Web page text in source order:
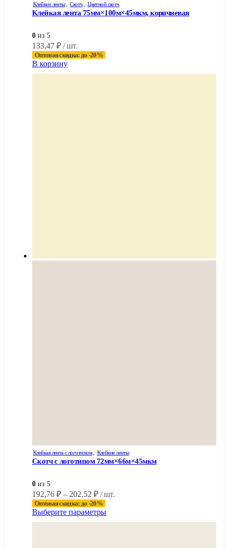
Клейкие ленты Скотч Цветной скотч
Клейкая лента 75мм×100м×45мкм, коричневая
0 из 5
133,47 ₽ / шт.
Оптовая скидка: до -20%
В корзину
Клейкая лента с логотипом Клейкие ленты
Скотч с логотипом 72мм×66м×45мкм
0 из 5
192,76 ₽ – 202,52 ₽Диапазон
цен:
192,76 ₽
–
/ шт.
Оптовая скидка: до -20%
Выберите параметрыЭтот
товар